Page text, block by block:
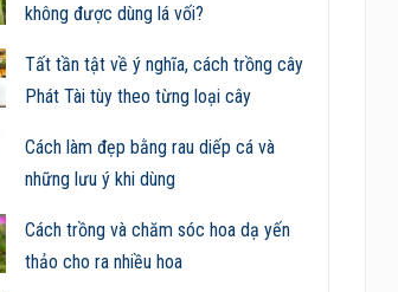
không được dùng lá vối?
Tất tần tật về ý nghĩa, cách trồng cây
Phát Tài tùy theo từng loại cây
Cách làm đẹp bằng rau diếp cá và
những lưu ý khi dùng
Cách trồng và chăm sóc hoa dạ yến
thảo cho ra nhiều hoa